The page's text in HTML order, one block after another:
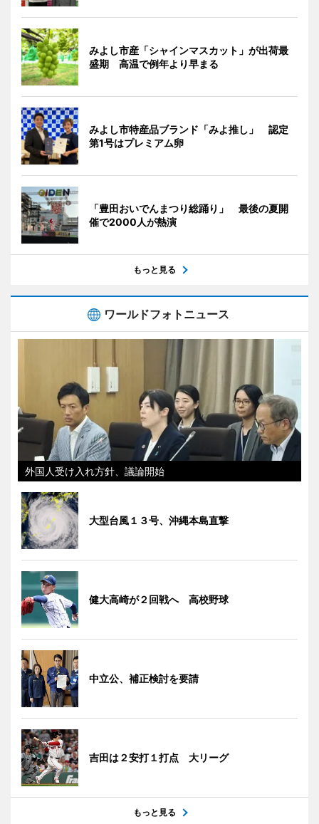
みよし市産「シャインマスカット」が出荷最
盛期 高温で例年より早まる
みよし市特産品ブランド「みよ推し」 認定
第1号はプレミアム卵
「豊田おいでんまつり総踊り」 最後の夏開
催で2000人が熱演
もっと見る
ワールドフォトニュース
外国人受け入れ方針、議論開始
大型台風１３号、沖縄本島直撃
健大高崎が２回戦へ 高校野球
中立公、補正検討を要請
吉田は２安打１打点 大リーグ
もっと見る